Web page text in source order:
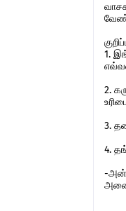
1.
2.
3.
4.
-